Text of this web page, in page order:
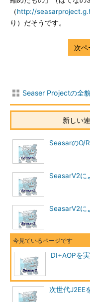
（http://
り）だそうです。
Seaser Projectの全
新しい
SeasarのO/
SeasarV2に
SeasarV2に
DI+AOPを
次世代J2EE